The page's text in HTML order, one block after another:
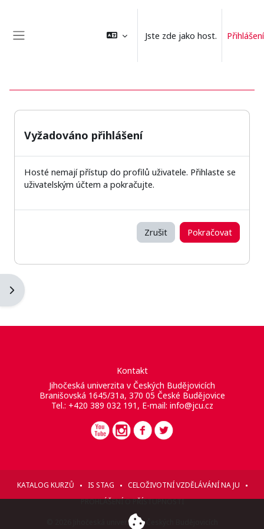
Jste zde jako host. Přihlášení
Otevřít panel bloku
Vyžadováno přihlášení
Hosté nemají přístup do profilů uživatele. Přihlaste se
uživatelským účtem a pokračujte.
Zrušit Pokračovat
Kontakt
Jihočeská univerzita v Českých Budějovicích
Branišovská 1645/31a, 370 05 České Budějovice
Tel.: +420 389 032 191, E-mail: info@jcu.cz
KATALOG KURZŮ IS STAG
CELOŽIVOTNÍ VZDĚLÁVÁNÍ NA JU
PROHLÁŠENÍ O PŘÍSTUPNOSTI
© 2026 Jihočeská univerzita v Českých Budějovicích